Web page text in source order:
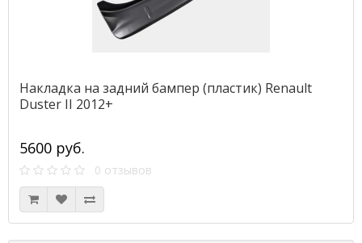
Накладка на задний бампер (пластик) Renault
Duster II 2012+
5600 руб.
0 отзывов